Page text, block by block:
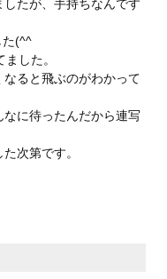
たが、手持ちなんです
た(^^
した。
ると飛ぶのがわかって
に待ったんだから連写
次第です。